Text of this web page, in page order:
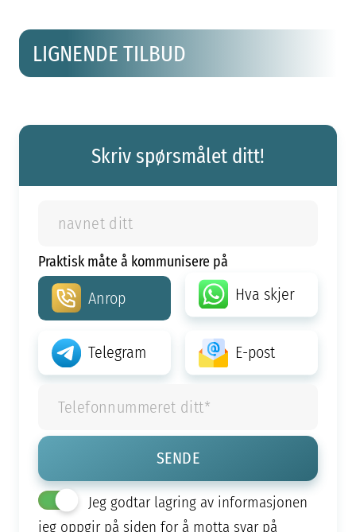
LIGNENDE TILBUD
Skriv spørsmålet ditt!
Praktisk måte å kommunisere på
Anrop Hva skjer
Telegram E-post
Jeg godtar lagring av informasjonen
jeg oppgir på siden for å motta svar på